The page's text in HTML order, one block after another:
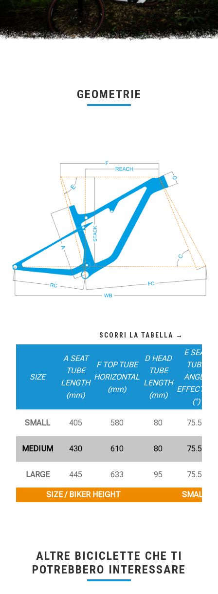
GEOMETRIE
SIZE
A SEAT
TUBE
LENGTH
(mm)
F TOP TUBE
HORIZONTAL
(mm)
D HEAD
TUBE
LENGTH
(mm)
E SEAT
TUBE
ANGLE
EFFECTIVE
(°)
SMALL 405 580 80 75.5°
MEDIUM 430 610 80 75.5°
LARGE 445 633 95 75.5°
SIZE / BIKER HEIGHT SMALL /
ALTRE BICICLETTE CHE TI
POTREBBERO INTERESSARE